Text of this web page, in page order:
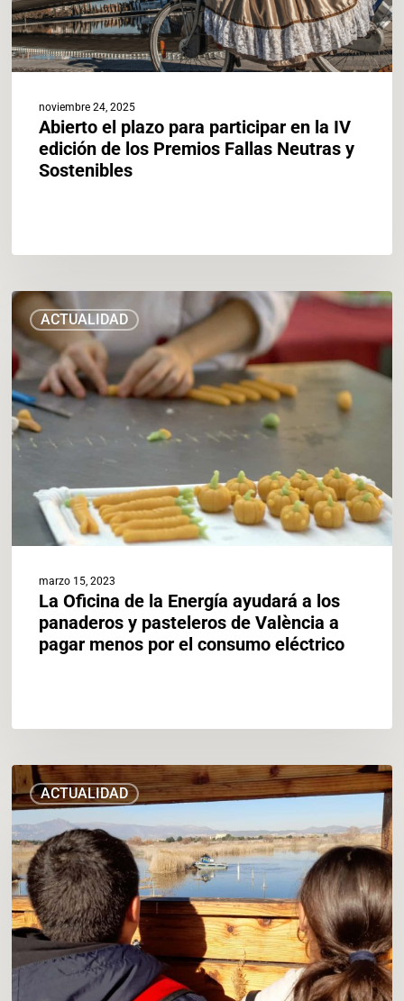
de
los
Premios
Fallas
Sostenibles
noviembre 24, 2025
Abierto el plazo para participar en la IV
edición de los Premios Fallas Neutras y
Sostenibles
ACTUALIDAD
La
Oficina
de
la
Energía
ayudará
a
los
pasteleros
València
pagar
menos
marzo 15, 2023
La Oficina de la Energía ayudará a los
panaderos y pasteleros de València a
pagar menos por el consumo eléctrico
ACTUALIDAD
València
celebra
el
Día
de
los
Humedales
con
una
exposición
en